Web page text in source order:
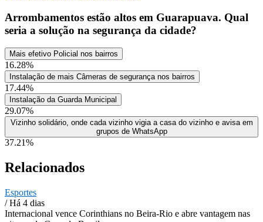
Arrombamentos estão altos em Guarapuava. Qual
seria a solução na segurança da cidade?
Mais efetivo Policial nos bairros
16.28%
Instalação de mais Câmeras de segurança nos bairros
17.44%
Instalação da Guarda Municipal
29.07%
Vizinho solidário, onde cada vizinho vigia a casa do vizinho e avisa em
grupos de WhatsApp
37.21%
Relacionados
Esportes
/ Há 4 dias
Internacional vence Corinthians no Beira-Rio e abre vantagem nas